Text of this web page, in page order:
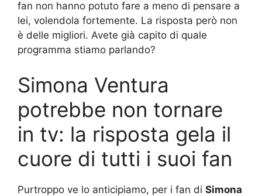
fan non hanno potuto fare a meno di pensare a
lei, volendola fortemente. La risposta però non
è delle migliori. Avete già capito di quale
programma stiamo parlando?
Simona Ventura
potrebbe non tornare
in tv: la risposta gela il
cuore di tutti i suoi fan
Purtroppo ve lo anticipiamo, per i fan di Simona